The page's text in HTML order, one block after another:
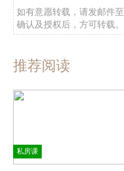
如有意愿转载，请发邮件至
确认及授权后，方可转载。
推荐阅读
私房课